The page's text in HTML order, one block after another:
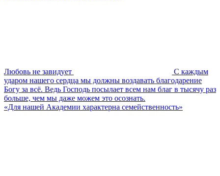
Любовь не завидует
С каждым
ударом нашего сердца мы должны воздавать благодарение
Богу за всё. Ведь Господь посылает всем нам благ в тысячу раз
больше, чем мы даже можем это осознать.
«Для нашей Академии характерна семейственность»